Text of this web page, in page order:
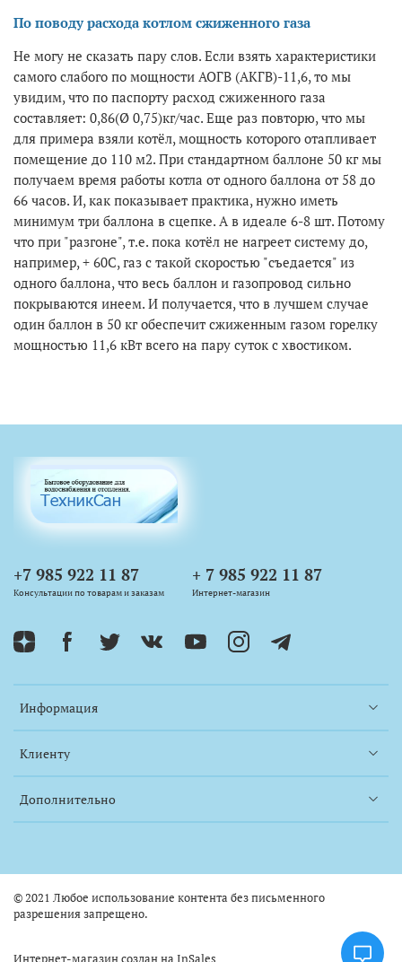
По поводу расхода котлом сжиженного газа
Не могу не сказать пару слов. Если взять характеристики
самого слабого по мощности АОГВ (АКГВ)-11,6, то мы
увидим, что по паспорту расход сжиженного газа
составляет: 0,86(Ø 0,75)кг/час. Еще раз повторю, что мы
для примера взяли котёл, мощность которого отапливает
помещение до 110 м2. При стандартном баллоне 50 кг мы
получаем время работы котла от одного баллона от 58 до
66 часов. И, как показывает практика, нужно иметь
минимум три баллона в сцепке. А в идеале 6-8 шт. Потому
что при "разгоне", т.е. пока котёл не нагреет систему до,
например, + 60С, газ с такой скоростью "съедается" из
одного баллона, что весь баллон и газопровод сильно
покрываются инеем. И получается, что в лучшем случае
один баллон в 50 кг обеспечит сжиженным газом горелку
мощностью 11,6 кВт всего на пару суток с хвостиком.
Информация
Клиенту
Дополнительно
+7 985 922 11 87
Консультации по товарам и заказам
+ 7 985 922 11 87
Интернет-магазин
© 2021 Любое использование контента без письменного
разрешения запрещено.
Интернет-магазин создан на InSales